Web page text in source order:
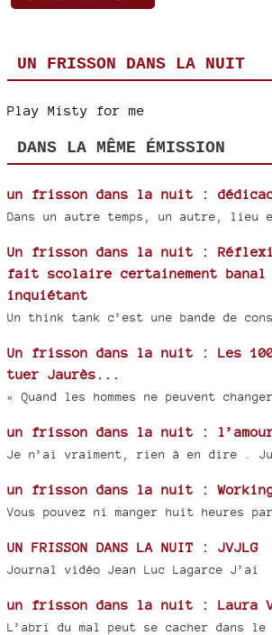
UN FRISSON DANS LA NUIT
Play Misty for me
DANS LA MÊME ÉMISSION
un frisson dans la nuit :
Dans un autre temps, un autre, lieu
Un frisson dans la nuit :
fait scolaire certainement banal
inquiétant
Un think tank c’est une bande de cons
Un frisson dans la nuit : Les
tuer Jaurès...
« Quand les hommes ne peuvent changer
un frisson dans la nuit :
Je n’ai vraiment, rien à en dire .
un frisson dans la nuit :
Vous pouvez ni manger huit heures par
UN FRISSON DANS LA NUIT : JVJLG
Journal vidéo Jean Luc Lagarce J’ai
un frisson dans la nuit : Laura
L’abri du mal peut se cacher dans le